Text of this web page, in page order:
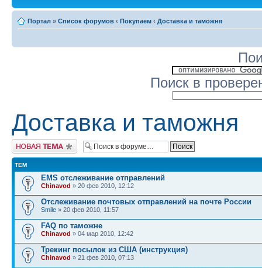
Портал » Список форумов ‹ Покупаем ‹ Доставка и таможня
Поиск в
Доставка и таможня
Начать новую тему
ТЕМ
EMS отслеживание отправлений
Chinavod » 20 фев 2010, 12:12
Отслеживание почтовых отправлений на почте России
Smile » 20 фев 2010, 11:57
FAQ по таможне
Chinavod » 04 мар 2010, 12:42
Трекинг посылок из США (инструкция)
Chinavod » 21 фев 2010, 07:13